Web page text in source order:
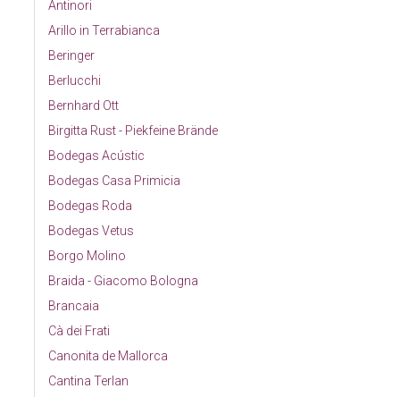
Antinori
Arillo in Terrabianca
Beringer
Berlucchi
Bernhard Ott
Birgitta Rust - Piekfeine Brände
Bodegas Acústic
Bodegas Casa Primicia
Bodegas Roda
Bodegas Vetus
Borgo Molino
Braida - Giacomo Bologna
Brancaia
Cà dei Frati
Canonita de Mallorca
Cantina Terlan